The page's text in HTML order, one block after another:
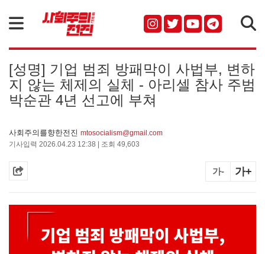
[성명] 기업 범죄 방패막이 사법부, 변하
지 않는 체제의 실체 - 아리셀 참사 주범
박순관 4년 선고에 부쳐
사회주의를향한전진 mtosocialism@gmail.com
기사입력 2026.04.23 12:38 | 조회 49,603
가- 가+